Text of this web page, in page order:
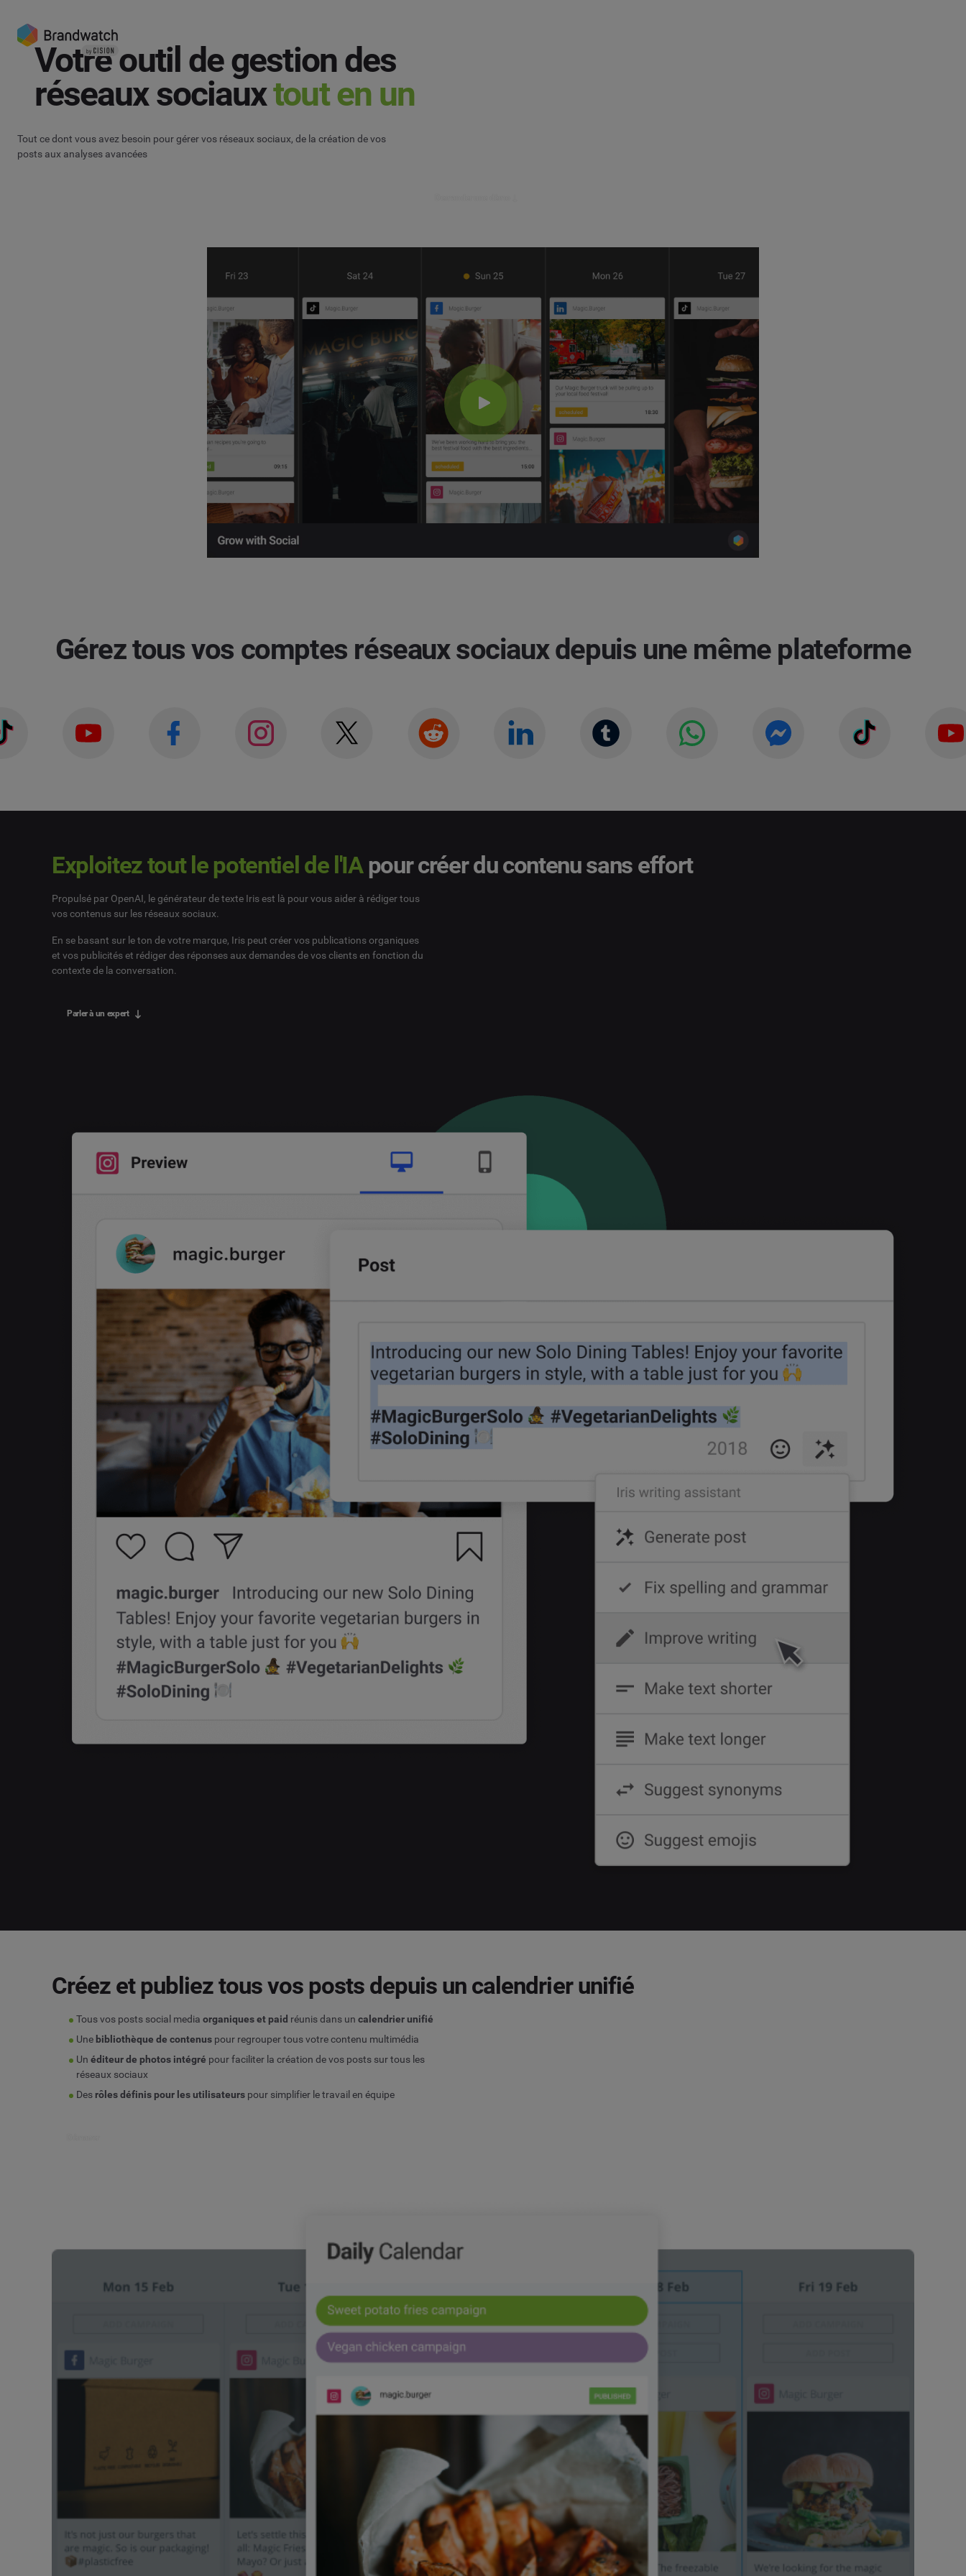
Votre outil de gestion des
réseaux sociauxtout en un
Tout ce dont vous avez besoin pour gérer vos réseaux sociaux, de la création de vos
posts aux analyses avancées
Gérez tous vos comptes réseaux sociaux depuis une même plateforme
Exploitez tout le potentiel de l'IA pour créer du contenu sans effort
Propulsé par OpenAI, le générateur de texte Iris est là pour vous aider à rédiger tous
vos contenus sur les réseaux sociaux.
En se basant sur le ton de votre marque, Iris peut créer vos publications organiques
et vos publicités et rédiger des réponses aux demandes de vos clients en fonction du
contexte de la conversation.
Parler à un expert
Créez et publiez tous vos posts depuis un calendrier unifié
Tous vos posts social mediaorganiques et paid réunis dans uncalendrier unifié
Une bibliothèque de contenus pour regrouper tous votre contenu multimédia
Unéditeur de photos intégré pour faciliter la création de vos posts sur tous les
réseaux sociaux
Des rôles définis pour les utilisateurs pour simplifier le travail en équipe